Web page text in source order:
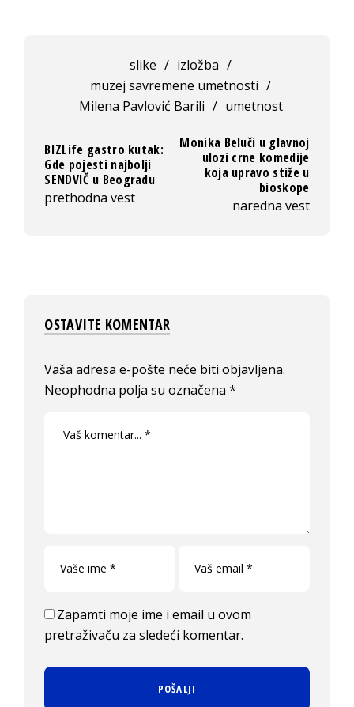
slike / izložba /
muzej savremene umetnosti /
Milena Pavlović Barili / umetnost
BIZLife gastro kutak:
Gde pojesti najbolji
SENDVIČ u Beogradu
prethodna vest
Monika Beluči u glavnoj
ulozi crne komedije
koja upravo stiže u
bioskope
naredna vest
OSTAVITE KOMENTAR
Vaša adresa e-pošte neće biti objavljena.
Neophodna polja su označena*
Zapamti moje ime i email u ovom
pretraživaču za sledeći komentar.